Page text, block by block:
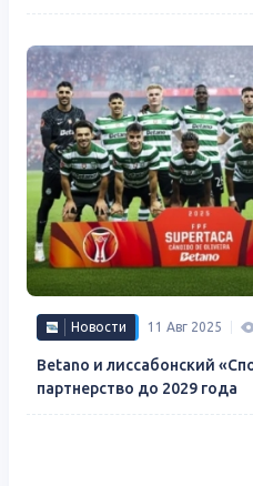
Новости 11 Авг 2025
Betano и лиссабонский
партнерство до 2029 года